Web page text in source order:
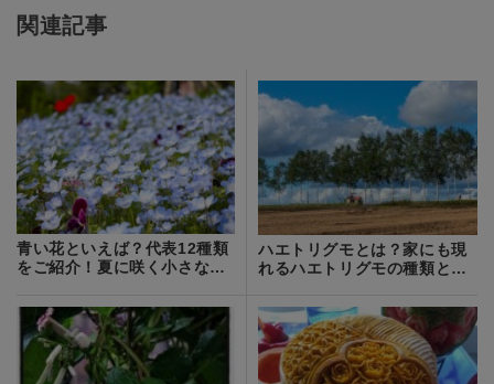
関連記事
青い花といえば？代表12種類
をご紹介！夏に咲く小さな青
ハエトリグモとは？家にも現
れるハエトリグモの種類と駆